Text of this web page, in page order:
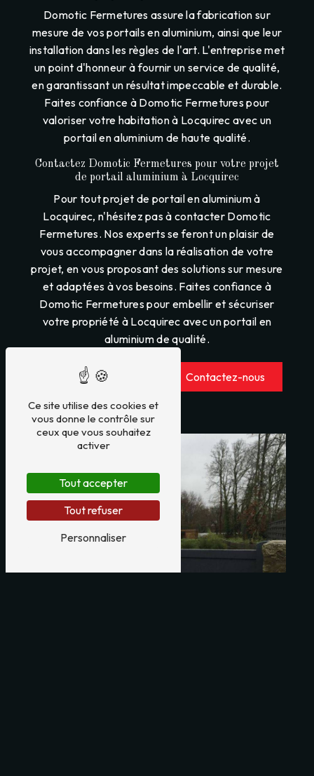
Domotic Fermetures assure la fabrication sur
mesure de vos portails en aluminium, ainsi que leur
installation dans les règles de l'art. L'entreprise met
un point d'honneur à fournir un service de qualité,
en garantissant un résultat impeccable et durable.
Faites confiance à Domotic Fermetures pour
valoriser votre habitation à Locquirec avec un
portail en aluminium de haute qualité.
Contactez Domotic Fermetures pour votre projet
de portail aluminium à Locquirec
Pour tout projet de portail en aluminium à
Locquirec, n'hésitez pas à contacter Domotic
Fermetures. Nos experts se feront un plaisir de
vous accompagner dans la réalisation de votre
projet, en vous proposant des solutions sur mesure
et adaptées à vos besoins. Faites confiance à
Domotic Fermetures pour embellir et sécuriser
votre propriété à Locquirec avec un portail en
aluminium de qualité.
En savoir plus Contactez-nous
Ce site utilise des cookies et
vous donne le contrôle sur
ceux que vous souhaitez
activer
Tout accepter
Tout refuser
Personnaliser